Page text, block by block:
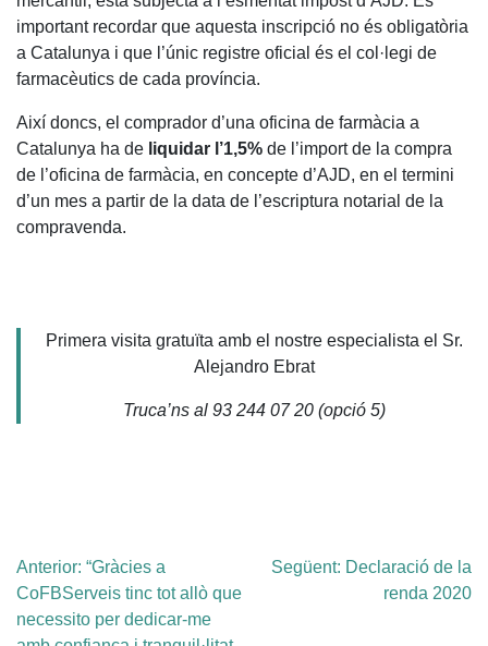
important recordar que aquesta inscripció no és obligatòria
a Catalunya i que l’únic registre oficial és el col·legi de
farmacèutics de cada província.
Així doncs, el comprador d’una oficina de farmàcia a
Catalunya ha de liquidar l’1,5% de l’import de la compra
de l’oficina de farmàcia, en concepte d’AJD, en el termini
d’un mes a partir de la data de l’escriptura notarial de la
compravenda.
Primera visita gratuïta amb el nostre especialista el Sr.
Alejandro Ebrat
Truca’ns al 93 244 07 20 (opció 5)
Navegació
d'entrades
Anterior: “Gràcies a
CoFBServeis tinc tot allò que
necessito per dedicar-me
Següent: Declaració de la
renda 2020